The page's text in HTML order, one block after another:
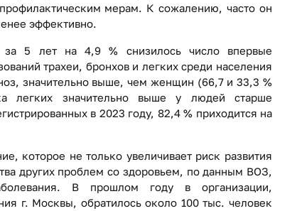
мерам. К сожалению, часто он
эффективно.
5 лет на 4,9 % снизилось число впервые
трахеи, бронхов и легких среди населения
значительно выше, чем женщин (66,7 и 33,3 %
легких значительно выше у людей старше
в 2023 году, 82,4 % приходится на
которое не только увеличивает риск развития
других проблем со здоровьем, по данным ВОЗ,
В прошлом году в организации,
г. Москвы, обратилось около 100 тыс. человек